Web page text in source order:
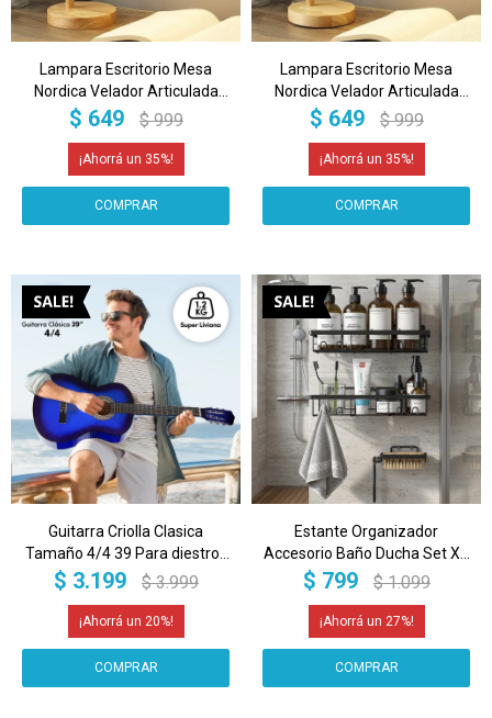
Lampara Escritorio Mesa
Nordica Velador Articulada
Metal Y Madera Imback Color
$ 649 $ 999
35
Lampara Escritorio Mesa
Nordica Velador Articulada
Metal Y Madera Imback Color
$ 649 $ 999
35
Guitarra Criolla Clasica
Tamaño 4/4 39 Para diestros
Con Estuche Funda Y Puas
$ 3.199 $ 3.999
20
Estante Organizador
Accesorio Baño Ducha Set X3
Jabonera Adhesivo Imback
$ 799 $ 1.099
27